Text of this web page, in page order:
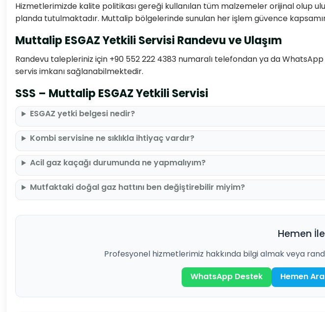
Hizmetlerimizde kalite politikası gereği kullanılan tüm malzemeler orijinal olup
planda tutulmaktadır. Muttalip bölgelerinde sunulan her işlem güvence
Muttalip ESGAZ Yetkili Servisi Randevu ve Ulaşım
Randevu talepleriniz için +90 552 222 4383 numaralı telefondan ya da WhatsApp
servis imkanı sağlanabilmektedir.
SSS – Muttalip ESGAZ Yetkili Servisi
ESGAZ yetki belgesi nedir?
Kombi servisine ne sıklıkla ihtiyaç vardır?
Acil gaz kaçağı durumunda ne yapmalıyım?
Mutfaktaki doğal gaz hattını ben değiştirebilir miyim?
Hemen
Profesyonel hizmetlerimiz hakkında bilgi almak veya
WhatsApp Destek
Hemen Ara